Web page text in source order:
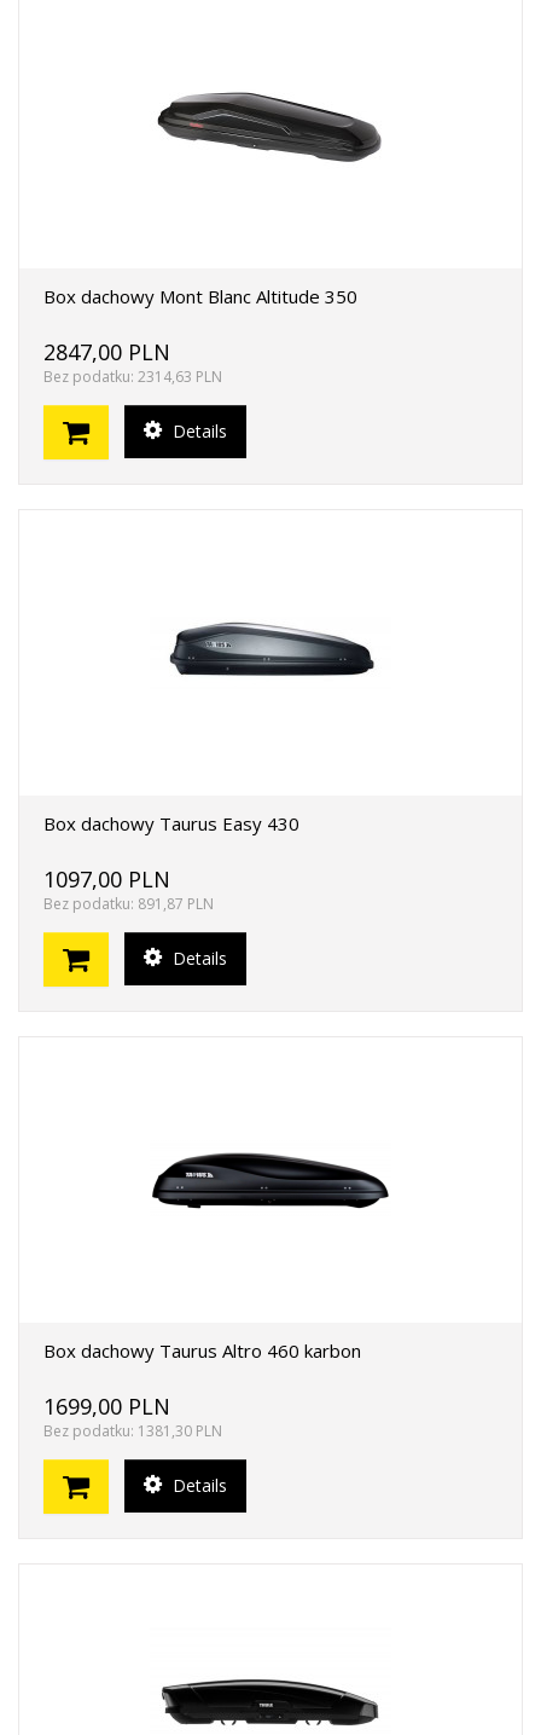
Box dachowy Mont Blanc Altitude 350
2847,00 PLN
Bez podatku: 2314,63 PLN
Details
Box dachowy Taurus Easy 430
1097,00 PLN
Bez podatku: 891,87 PLN
Details
Box dachowy Taurus Altro 460 karbon
1699,00 PLN
Bez podatku: 1381,30 PLN
Details